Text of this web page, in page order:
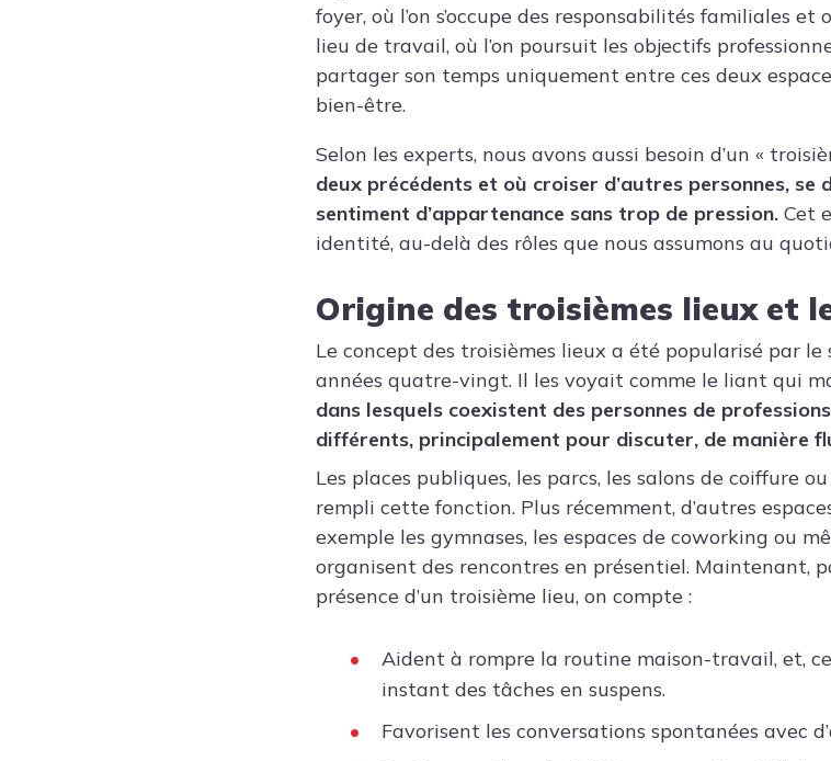
foyer, où l’on s’occupe des responsabilités familiales et
lieu de travail, où l’on poursuit les objectifs
partager son temps uniquement entre ces deux
bien-être.
Selon les experts, nous avons aussi besoin d’un «
deux précédents et où croiser d’autres personnes, se
sentiment d’appartenance sans trop de pression. Cet
identité, au-delà des rôles que nous assumons au
Origine des troisièmes lieux et
Le concept des troisièmes lieux a été popularisé par le
années quatre-vingt. Il les voyait comme le liant qui
dans lesquels coexistent des personnes de
différents, principalement pour discuter, de manière
Les places publiques, les parcs, les salons de coiffure
rempli cette fonction. Plus récemment, d’autres
exemple les gymnases, les espaces de coworking ou
organisent des rencontres en présentiel. Maintenant,
présence d’un troisième lieu, on compte :
Aident à rompre la routine maison-travail, et,
instant des tâches en suspens.
Favorisent les conversations spontanées avec